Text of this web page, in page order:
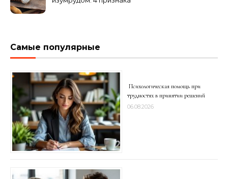
Самые популярные
Психологическая помощь при
трудностях в принятии решений
06.08.2026